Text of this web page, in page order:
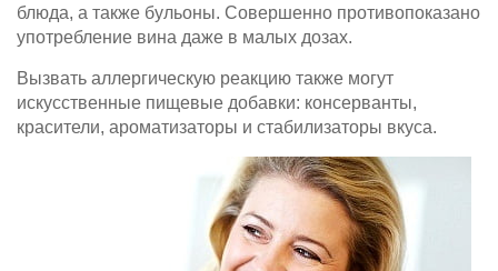
блюда, а также бульоны. Совершенно противопоказано
употребление вина даже в малых дозах.
Вызвать аллергическую реакцию также могут
искусственные пищевые добавки: консерванты,
красители, ароматизаторы и стабилизаторы вкуса.